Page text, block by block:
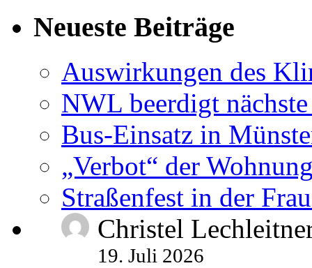
Neueste Beiträge
Auswirkungen des
NWL beerdigt
Bus-Einsatz in
„Verbot“ der
Straßenfest in der
Christel
19. Juli 2026